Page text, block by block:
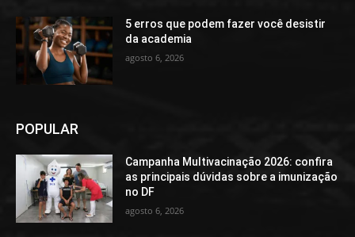
5 erros que podem fazer você desistir
da academia
agosto 6, 2026
POPULAR
Campanha Multivacinação 2026: confira
as principais dúvidas sobre a imunização
no DF
agosto 6, 2026